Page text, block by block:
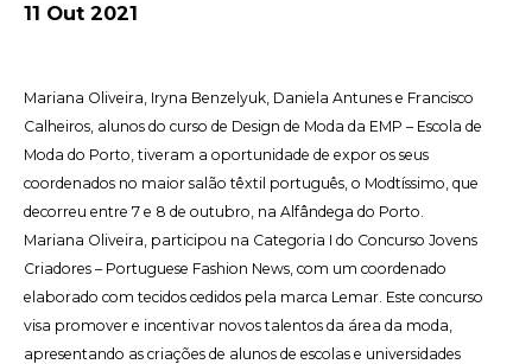
11 Out 2021
Mariana Oliveira, Iryna Benzelyuk, Daniela Antunes e Francisco
Calheiros, alunos do curso de Design de Moda da EMP – Escola de
Moda do Porto, tiveram a oportunidade de expor os seus
coordenados no maior salão têxtil português, o Modtíssimo, que
decorreu entre 7 e 8 de outubro, na Alfândega do Porto.
Mariana Oliveira, participou na Categoria I do Concurso Jovens
Criadores – Portuguese Fashion News, com um coordenado
elaborado com tecidos cedidos pela marca Lemar. Este concurso
visa promover e incentivar novos talentos da área da moda,
apresentando as criações de alunos de escolas e universidades